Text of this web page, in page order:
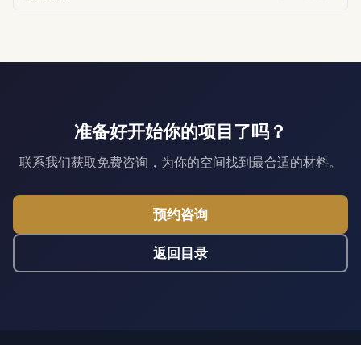
准备好开始你的项目了吗？
联系我们获取免费咨询，为你的空间找到最合适的材料。
预约咨询
返回目录